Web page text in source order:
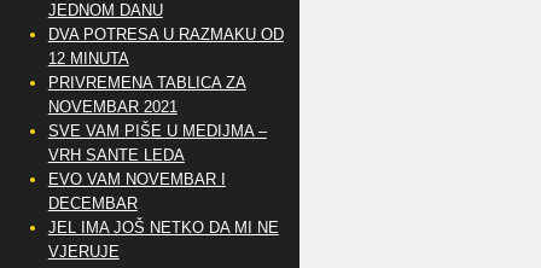
JEDNOM DANU
DVA POTRESA U RAZMAKU OD
12 MINUTA
PRIVREMENA TABLICA ZA
NOVEMBAR 2021
SVE VAM PIŠE U MEDIJMA –
VRH SANTE LEDA
EVO VAM NOVEMBAR I
DECEMBAR
JEL IMA JOŠ NETKO DA MI NE
VJERUJE